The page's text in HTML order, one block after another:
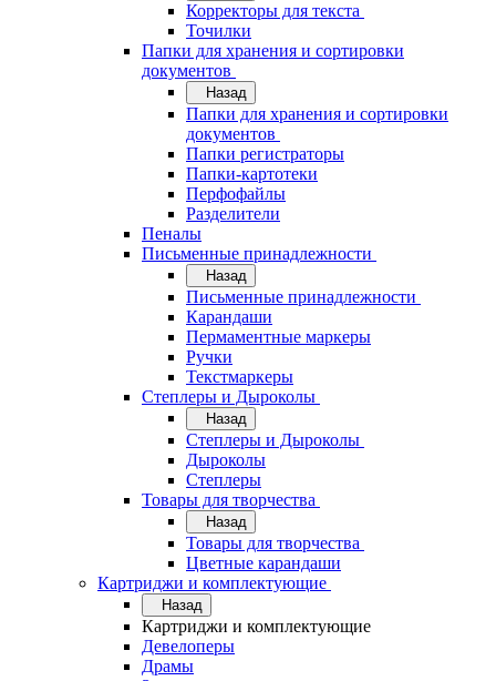
Корректоры для текста
Точилки
Папки для хранения и сортировки
документов
Назад
Папки для хранения и сортировки
документов
Папки регистраторы
Папки-картотеки
Перфофайлы
Разделители
Пеналы
Письменные принадлежности
Назад
Письменные принадлежности
Карандаши
Пермаментные маркеры
Ручки
Текстмаркеры
Степлеры и Дыроколы
Назад
Степлеры и Дыроколы
Дыроколы
Степлеры
Товары для творчества
Назад
Товары для творчества
Цветные карандаши
Картриджи и комплектующие
Назад
Картриджи и комплектующие
Девелоперы
Драмы